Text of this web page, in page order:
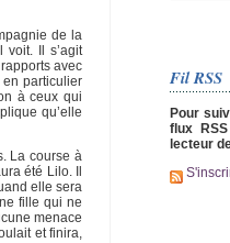
de la
Il s’agit
avec
en particulier
à ceux qui
qu’elle
La course à
été Lilo. Il
elle sera
fille qui ne
menace
et finira,
Fil RSS
Pour
flux
lecteur